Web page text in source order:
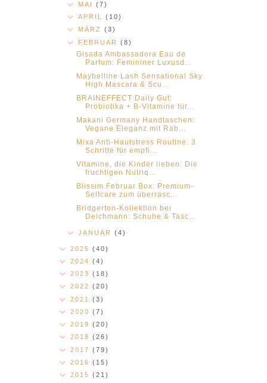
MAI(7)
APRIL(10)
MÄRZ(3)
FEBRUAR(8)
Gisada Ambassadora Eau de
Parfum: Femininer Luxusd...
Maybelline Lash Sensational Sky
High Mascara & Scu...
BRAINEFFECT Daily Gut:
Probiotika + B-Vitamine für...
Makani Germany Handtaschen:
Vegane Eleganz mit Rab...
Mixa Anti-Hautstress Routine: 3
Schritte für empfi...
Vitamine, die Kinder lieben: Die
fruchtigen Nutriq...
Blissim Februar Box: Premium-
Selfcare zum überrasc...
Bridgerton-Kollektion bei
Deichmann: Schuhe & Tasc...
JANUAR(4)
2025 (40)
2024 (4)
2023 (18)
2022 (20)
2021 (3)
2020 (7)
2019 (20)
2018 (26)
2017 (79)
2016 (15)
2015 (21)